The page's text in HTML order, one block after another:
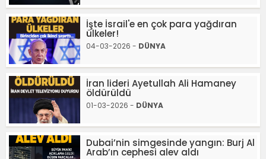
İşte İsrail'e en çok para yağdıran
ülkeler!
04-03-2026 - DÜNYA
İran lideri Ayetullah Ali Hamaney
öldürüldü
01-03-2026 - DÜNYA
Dubai’nin simgesinde yangın: Burj Al
Arab’ın cephesi alev aldı